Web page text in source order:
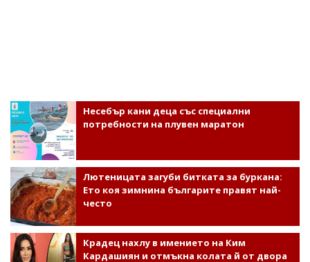
Несебър кани деца със специални
потребности на плувен маратон
Лютеницата загуби битката за буркана:
Ето коя зимнина българите правят най-
често
Крадец нахлу в имението на Ким
Кардашиян и отмъкна колата й от двора